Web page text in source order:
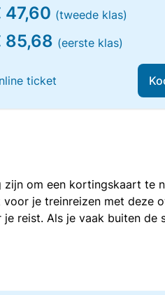
47,60 (tweede klas)
85,68 (eerste klas)
ticket
om een kortingskaart
je treinreizen met
reist. Als je vaak buiten